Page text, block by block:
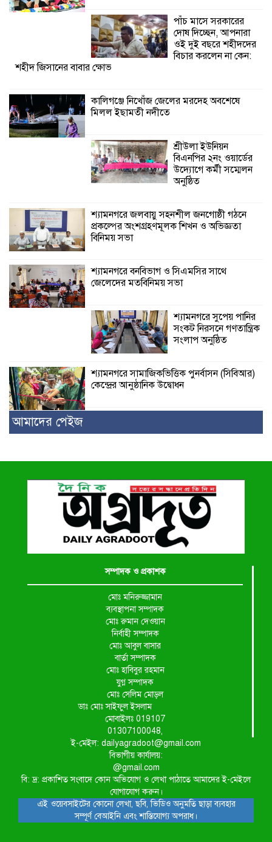
অনুষ্ঠিত
শ্যামনগরে জলবায়ু সহনশীল জনগোষ্ঠী গঠনে
প্রকল্পের অংশগ্রহণমূলক শিখন ও অভিজ্ঞতা
শ্যামনগরে বনবিভাগ ও সিএমসির সাথে
পাঁচ মাসে সরকারের
দোষ দিচ্ছেন, আপনারা
ওই দুই বছরে শহীদদের
বিচার করলেন না কেন:
শহীদ জিসানের বাবার ক্ষোভ
কালিগঞ্জে নিখোঁজ জেলের মরদেহ অবশেষে
মিলল ইছামতী নদীতে
শ্রীউলা ইউনিয়ন
বিএনপির ২নং ওয়ার্ডের
উদ্যোগে কর্মী সম্মেলন
অনুষ্ঠিত
শ্যামনগরে জলবায়ু সহনশীল জনগোষ্ঠী গঠনে
প্রকল্পের অংশগ্রহণমূলক শিখন ও অভিজ্ঞতা
বিনিময় সভা
শ্যামনগরে বনবিভাগ ও সিএমসির সাথে
জেলেদের মতবিনিময় সভা
শ্যামনগরে সুপেয় পানির
সংকট নিরসনে গণতান্ত্রিক
সংলাপ অনুষ্ঠিত
শ্যামনগরে সামাজিকভিত্তিক পুনর্বাসন (সিবিআর)
কেন্দ্রের আনুষ্ঠানিক উদ্বোধন
আমাদের পেইজ
সম্পাদক ও প্রকাশক
মোঃ মনিরুজ্জামান
ব্যবস্থাপনা সম্পাদক
মোঃ রুমান দেওয়ান
নির্বাহী সম্পাদক
মোঃ আবুল বাসার
বার্তা সম্পাদক
মোঃ হাবিবুর রহমান
যুগ্ন সম্পাদক
মোঃ সেলিম মোড়ল
ডাঃ মোঃ সাইফুল ইসলাম
মোবাইলঃ 019107
01307100048,
ই-মেইল: dailyagradoot@gmail.com
বিভাগীয় কার্যালয়:
@gmail.com
বি: দ্র: প্রকাশিত সংবাদে কোন অভিযোগ ও লেখা পাঠাতে আমাদের ই-মেইলে
যোগাযোগ করুন।
এই ওয়েবসাইটের কোনো লেখা, ছবি, ভিডিও অনুমতি ছাড়া ব্যবহার
সম্পূর্ণ বেআইনি এবং শাস্তিযোগ্য অপরাধ।